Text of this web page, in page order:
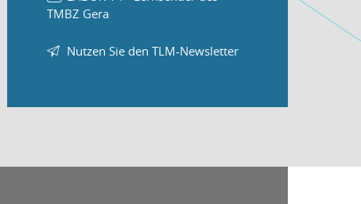
TMBZ Gera
Nutzen Sie den TLM-Newsletter